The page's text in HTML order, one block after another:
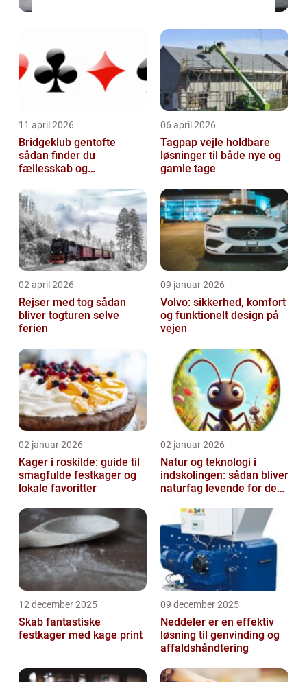
11 april 2026
Bridgeklub gentofte
sådan finder du
fællesskab og
06 april 2026
Tagpap vejle holdbare
løsninger til både nye og
gamle tage
02 april 2026
Rejser med tog sådan
bliver togturen selve
ferien
09 januar 2026
Volvo: sikkerhed, komfort
og funktionelt design på
vejen
02 januar 2026
Kager i roskilde: guide til
smagfulde festkager og
lokale favoritter
02 januar 2026
Natur og teknologi i
indskolingen: sådan bliver
naturfag levende for de
12 december 2025
Skab fantastiske
festkager med kage print
09 december 2025
Neddeler er en effektiv
løsning til genvinding og
affaldshåndtering